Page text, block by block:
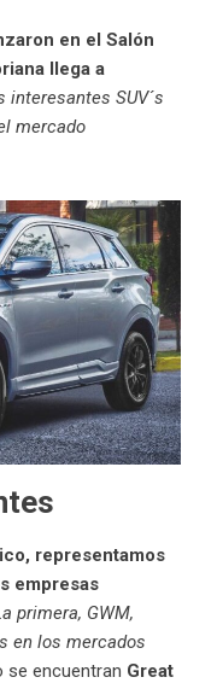
en el Salón
llega a
interesantes SUV´s
mercado
representamos
empresas
primera, GWM,
en los mercados
se encuentran Great